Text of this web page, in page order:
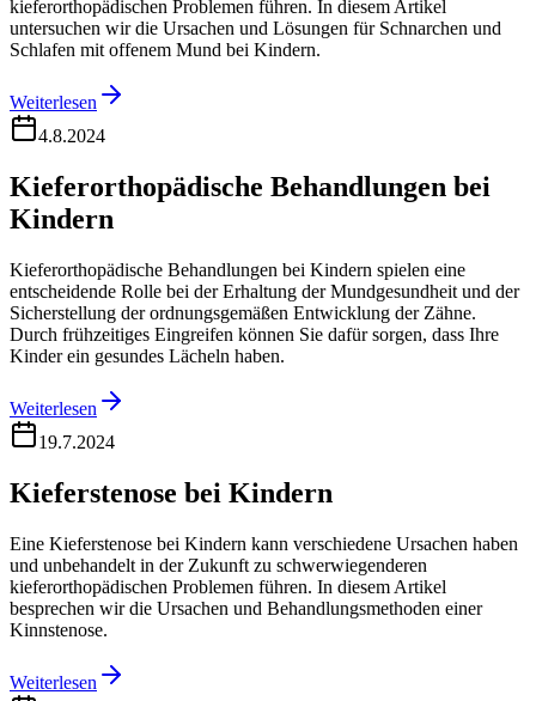
kieferorthopädischen Problemen führen. In diesem Artikel
untersuchen wir die Ursachen und Lösungen für Schnarchen und
Schlafen mit offenem Mund bei Kindern.
Weiterlesen
4.8.2024
Kieferorthopädische Behandlungen bei
Kindern
Kieferorthopädische Behandlungen bei Kindern spielen eine
entscheidende Rolle bei der Erhaltung der Mundgesundheit und der
Sicherstellung der ordnungsgemäßen Entwicklung der Zähne.
Durch frühzeitiges Eingreifen können Sie dafür sorgen, dass Ihre
Kinder ein gesundes Lächeln haben.
Weiterlesen
19.7.2024
Kieferstenose bei Kindern
Eine Kieferstenose bei Kindern kann verschiedene Ursachen haben
und unbehandelt in der Zukunft zu schwerwiegenderen
kieferorthopädischen Problemen führen. In diesem Artikel
besprechen wir die Ursachen und Behandlungsmethoden einer
Kinnstenose.
Weiterlesen